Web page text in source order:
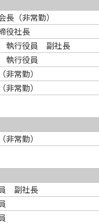
長（非常勤）
役社長
執行役員 副社長
行役員
非常勤）
非常勤）
非常勤）
副社長